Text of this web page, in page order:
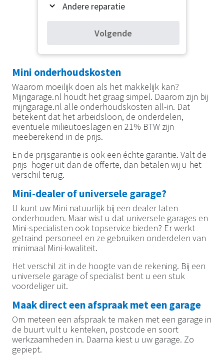
Andere reparatie
Volgende
Mini onderhoudskosten
Waarom moeilijk doen als het makkelijk kan?
Mijngarage.nl houdt het graag simpel. Daarom zijn bij
mijngarage.nl alle onderhoudskosten all-in. Dat
betekent dat het arbeidsloon, de onderdelen,
eventuele milieutoeslagen en 21% BTW zijn
meeberekend in de prijs.
En de prijsgarantie is ook een échte garantie. Valt de
prijs hoger uit dan de offerte, dan betalen wij u het
verschil terug.
Mini-dealer of universele garage?
U kunt uw Mini natuurlijk bij een dealer laten
onderhouden. Maar wist u dat universele garages en
Mini-specialisten ook topservice bieden? Er werkt
getraind personeel en ze gebruiken onderdelen van
minimaal Mini-kwaliteit.
Het verschil zit in de hoogte van de rekening. Bij een
universele garage of specialist bent u een stuk
voordeliger uit.
Maak direct een afspraak met een garage
Om meteen een afspraak te maken met een garage in
de buurt vult u kenteken, postcode en soort
werkzaamheden in. Daarna kiest u uw garage. Zo
gepiept.